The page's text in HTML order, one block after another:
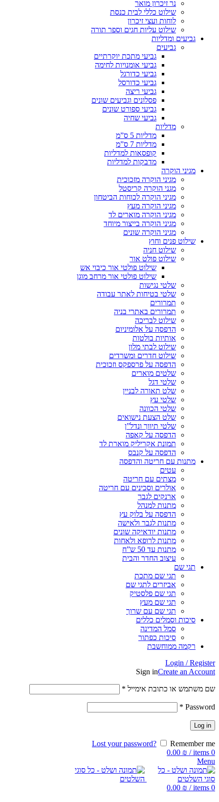
נר זיכרון מואר
שילוט כללי לבית כנסת
לוחות ועצי זיכרון
שילוט עליות חגים וספר תורה
גביעים ומדליות
גביעים
גביעי מתכת יוקרתיים
גביעי אומנויות לחימה
גביעי כדורגל
גביעי כדורסל
גביעי ריצה
פסלונים וגביעים שונים
גביעי ספורט שונים
גביעי שחיה
מדליות
מדליות 5 ס”מ
מדליות 7 ס”מ
קופסאות למדליות
מדבקות למדליות
מגיני הוקרה
מגיני הוקרה מזכוכית
מגני הוקרה קריסטל
מגיני הוקרה לכוחות הביטחון
מגיני הוקרה מעץ
מגיני הוקרה מוארים לד
מגיני הוקרה בייצור מיוחד
מגיני הוקרה שונים
שילוט פנים וחוץ
שילוט חניה
שילוט פולט אור
שילוט פולטי אור כיבוי אש
שילוט פולטי אור מרחב מוגן
שלטי נגישות
שלטי בטיחות לאתר עבודה
תמרורים
תמרורים באתרי בניה
שילוט לבריכה
הדפסה על אלומיניום
אותיות בולטות
שילוט לבתי מלון
שילוט חדרים ומשרדים
הדפסה על פרספקס וזכוכית
שלטים מוארים
שלטי דגל
שלט תאורה לבניין
שלטי עץ
שלטי הכוונה
שלט הצעת נישואים
שלטי תיווך ונדל”ן
הדפסה על קאפה
תמונת אקריליק מוארת לד
הדפסה על קנבס
מתנות עם חריטה והדפסה
עטים
מצתים עם חריטה
אולרים וסכינים עם חריטה
ארנקים לגבר
מתנות למנהל
הדפסה על בלוק עץ
מתנות לגבר ולאישה
מתנות יודאיקה שונים
מתנות לרופא ולאחות
מתנות עד 50 ש”ח
עיצוב החדר והבית
תגי שם
תגי שם מתכת
אביזרים לתגי שם
תגי שם פלסטיק
תגי שם מעץ
תגי שם עם שרוך
סיכות וסמלים כללים
סמל המדינה
סיכות כפתור
רקמה ממוחשבת
Login / Register
Sign inCreate an Account
שם משתמש או כתובת אימייל *
Password
*
Log in
Lost your password?
Remember me
0
items
/
0.00 ₪
Menu
0
items
/
0.00 ₪